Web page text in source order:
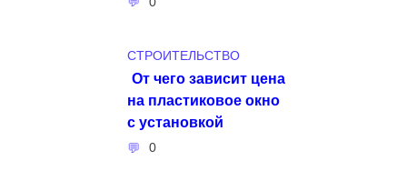
СТРОИТЕЛЬСТВО
От чего зависит цена
на пластиковое окно
с установкой
0